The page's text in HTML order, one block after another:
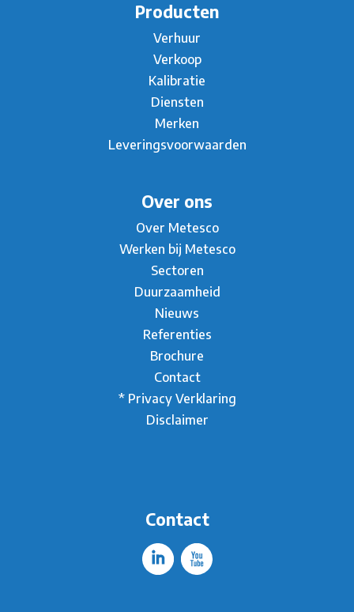
Producten
Verhuur
Verkoop
Kalibratie
Diensten
Merken
Leveringsvoorwaarden
Over ons
Over Metesco
Werken bij Metesco
Sectoren
Duurzaamheid
Nieuws
Referenties
Brochure
Contact
* Privacy Verklaring
Disclaimer
Contact